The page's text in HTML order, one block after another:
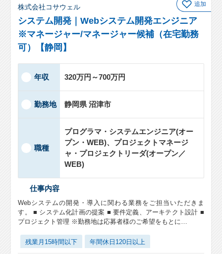
追加
株式会社コサウェル
システム開発｜Webシステム開発エンジニア
※マネージャー/マネージャー候補（在宅勤務
可）【静岡】
年収 320万円～700万円
勤務地 静岡県 沼津市
職種
プログラマ・システムエンジニア(オー
プン・WEB)、プロジェクトマネージ
ャ・プロジェクトリーダ(オープン／
WEB)
仕事内容
Webシステムの開発・導入に関わる業務をご担当いただきま
す。 ■ システム化計画の提案 ■ 要件定義、アーキテクト設計 ■
プロジェクト管理 ※勤務地は応募者様のご希望をもとに…
残業月15時間以下 年間休日120日以上